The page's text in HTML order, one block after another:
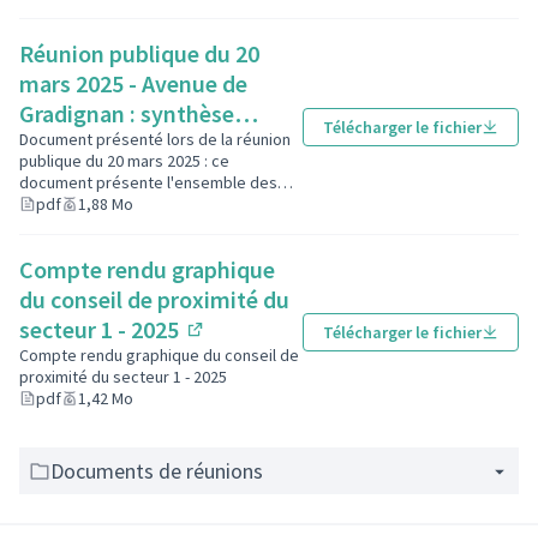
Réunion publique du 20
mars 2025 - Avenue de
Gradignan : synthèse
mesures acoustiques et
comptages routiers
(S'ouvre dans un nouvel
Document présenté lors de la réunion
publique du 20 mars 2025 : ce
document présente l'ensemble des
mesures acoustiques effectuées, ainsi
pdf 1,88 Mo
Télécharger le fichier
Compte rendu graphique
du conseil de proximité du
secteur 1 - 2025
(S'ouvre dans un nouvel onglet)
Compte rendu graphique du conseil de
proximité du secteur 1 - 2025
pdf
1,42 Mo
Télécharger le fichier
Documents de réunions